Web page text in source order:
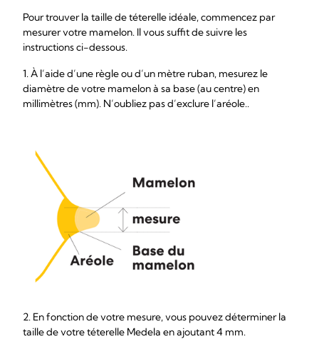
Pour trouver la taille de téterelle idéale, commencez par
mesurer votre mamelon. Il vous suffit de suivre les
instructions ci-dessous.
1. À l’aide d’une règle ou d’un mètre ruban, mesurez le
diamètre de votre mamelon à sa base (au centre) en
millimètres (mm). N’oubliez pas d’exclure l’aréole..
2. En fonction de votre mesure, vous pouvez déterminer la
taille de votre téterelle Medela en ajoutant 4 mm.